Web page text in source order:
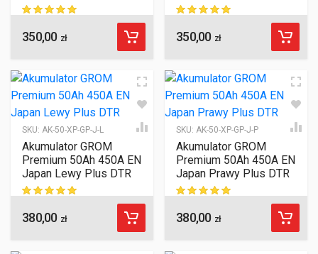
ocen klientów
350,00 zł ocen klientów
350,00 zł
SKU: AK-50-XP-GP-J-L
Akumulator GROM
Premium 50Ah 450A EN
Japan Lewy Plus DTR
ocen klientów
380,00 zł
SKU: AK-50-XP-GP-J-P
Akumulator GROM
Premium 50Ah 450A EN
Japan Prawy Plus DTR
ocen klientów
380,00 zł